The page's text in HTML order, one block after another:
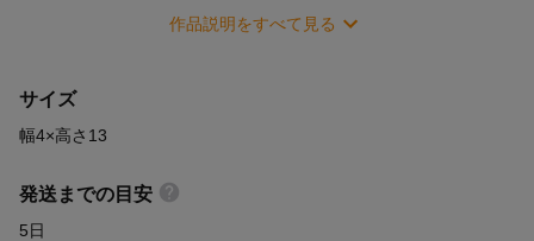
う小さめの箱で梱包させて頂きます。 オイルが入っておりますの
作品説明をすべて見る
サイズ
幅4×高さ13
発送までの目安
5日